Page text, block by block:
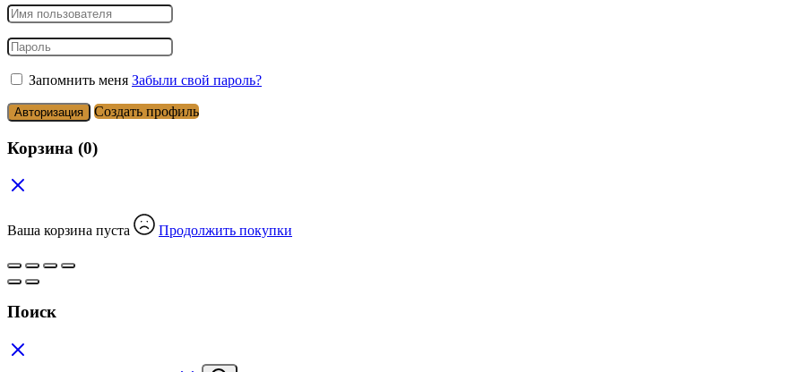
Запомнить меня Забыли свой пароль?
Авторизация Создать профиль
Корзина (0)
Ваша корзина пуста Продолжить покупки
Поиск